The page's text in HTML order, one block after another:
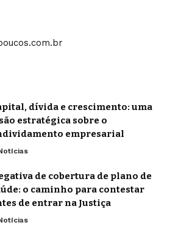
dívida e crescimento: uma
estratégica sobre o
empresarial
de cobertura de plano de
o caminho para contestar
de entrar na Justiça